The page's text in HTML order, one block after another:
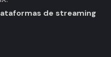
de streaming